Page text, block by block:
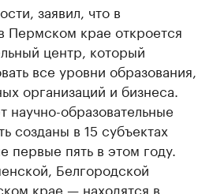
заявил, что в
Пермском крае откроется
центр, который
все уровни образования,
организаций и бизнеса.
научно-образовательные
созданы в 15 субъектах
первые пять в этом году.
Белгородской
крае — находятся в